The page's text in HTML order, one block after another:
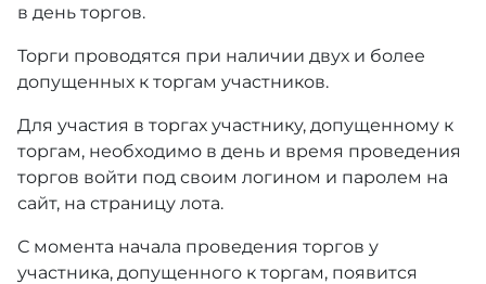
в день торгов.
Торги проводятся при наличии двух и более
допущенных к торгам участников.
Для участия в торгах участнику, допущенному к
торгам, необходимо в день и время проведения
торгов войти под своим логином и паролем на
сайт, на страницу лота.
С момента начала проведения торгов у
участника, допущенного к торгам, появится